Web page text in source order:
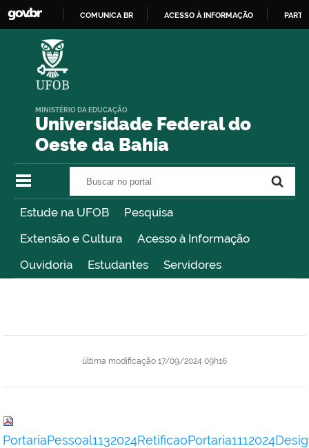
COMUNICA BR ACESSO À INFORMAÇÃO
Universidade Federal do
Oeste da Bahia
MINISTÉRIO DA EDUCAÇÃO
Estude na UFOB
Pesquisa
Extensão e Cultura
Acesso à Informação
Ouvidoria
Estudantes Servidores
última modificação 17/09/2024 09h16